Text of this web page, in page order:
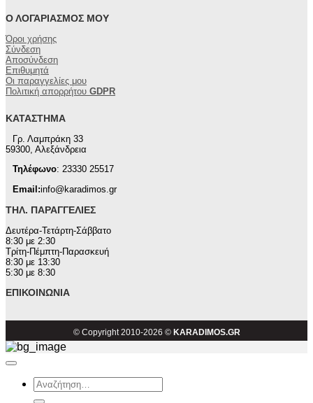
Ο ΛΟΓΑΡΙΑΣΜΌΣ ΜΟΥ
Όροι χρήσης
Σύνδεση
Αποσύνδεση
Επιθυμητά
Οι παραγγελίες μου
Πολιτική απορρήτου GDPR
ΚΑΤΆΣΤΗΜΑ
Γρ. Λαμπράκη 33
59300, Αλεξάνδρεια
Τηλέφωνο: 23330 25517
Email:info@karadimos.gr
ΤΗΛ. ΠΑΡΑΓΓΕΛΊΕΣ
Δευτέρα-Τετάρτη-Σάββατο
8:30 με 2:30
Τρίτη-Πέμπτη-Παρασκευή
8:30 με 13:30
5:30 με 8:30
ΕΠΙΚΟΙΝΩΝΊΑ
© Copyright 2010-2026 © KARADIMOS.GR
Αναζήτηση
για: